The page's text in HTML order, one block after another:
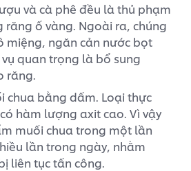
và cà phê đều là thủ phạm
răng ố vàng. Ngoài ra, chúng
miệng, ngăn cản nước bọt
quan trọng là bổ sung
răng.
chua bằng dấm. Loại thực
hàm lượng axit cao. Vì vậy
muối chua trong một lần
lần trong ngày, nhằm
liên tục tấn công.